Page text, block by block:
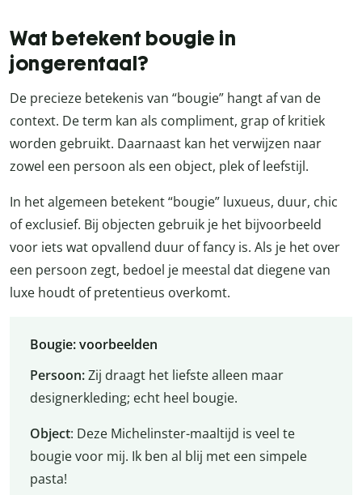
Wat betekent bougie in
jongerentaal?
De precieze betekenis van “bougie” hangt af van de
context. De term kan als compliment, grap of kritiek
worden gebruikt. Daarnaast kan het verwijzen naar
zowel een persoon als een object, plek of leefstijl.
In het algemeen betekent “bougie” luxueus, duur, chic
of exclusief. Bij objecten gebruik je het bijvoorbeeld
voor iets wat opvallend duur of fancy is. Als je het over
een persoon zegt, bedoel je meestal dat diegene van
luxe houdt of pretentieus overkomt.
Bougie: voorbeelden
Persoon:Zij draagt het liefste alleen maar
designerkleding; echt heel bougie.
Object: Deze Michelinster-maaltijd is veel te
bougie voor mij. Ik ben al blij met een simpele
pasta!